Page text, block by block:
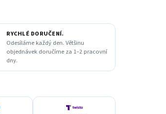
RYCHLÉ DORUČENÍ.
Odesíláme každý den. Většinu
objednávek doručíme za 1–2 pracovní
dny.